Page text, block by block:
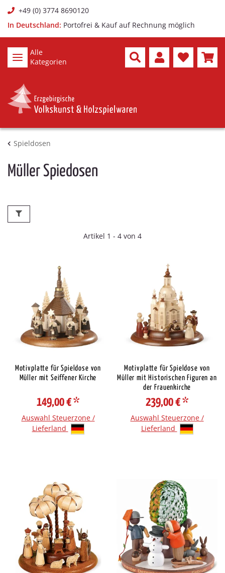
+49 (0) 3774 8690120
In Deutschland: Portofrei & Kauf auf Rechnung möglich
Alle
Kategorien
Spieldosen
Müller Spiedosen
Artikel 1 - 4 von 4
Motivplatte für Spieldose von
Müller mit Seiffener Kirche
149,00 €*
Auswahl Steuerzone /
Lieferland
Motivplatte für Spieldose von
Müller mit Historischen Figuren an
der Frauenkirche
239,00 €*
Auswahl Steuerzone /
Lieferland